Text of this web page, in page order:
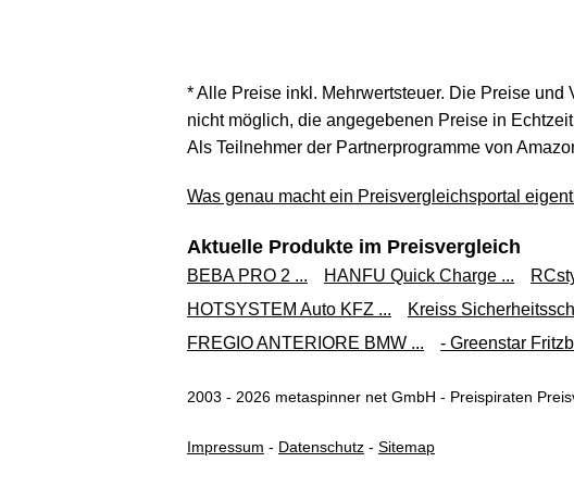
* Alle Preise inkl. Mehrwertsteuer. Die Preise
nicht möglich, die angegebenen Preise in
Als Teilnehmer der Partnerprogramme von
Was genau macht ein Preisvergleichsportal
Aktuelle Produkte im Preisvergleich
BEBA PRO 2 ... HANFU Quick Charge ...
HOTSYSTEM Auto KFZ ...
Kreiss
FREGIO ANTERIORE BMW ...
- Greenstar
2003 - 2026 metaspinner net GmbH - Preispiraten
Impressum - Datenschutz - Sitemap